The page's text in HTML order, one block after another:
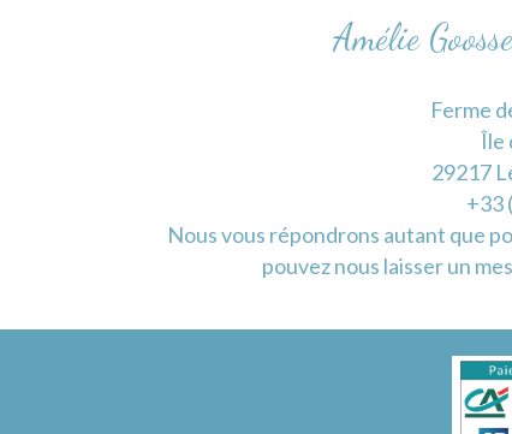
Amélie
Ferme
Île
29217
+33
Nous vous répondrons autant que
pouvez nous laisser un